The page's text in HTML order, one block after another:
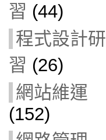
習 (44)
程式設計研
習 (26)
網站維運
(152)